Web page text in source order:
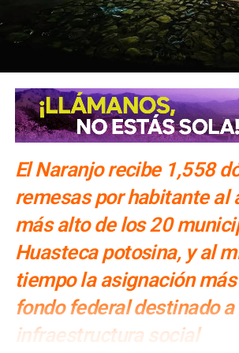
El Naranjo recibe 1,558
remesas por habitante al
más alto de los 20
Huasteca potosina, y al
tiempo la asignación
fondo federal destinado a
infraestructura social